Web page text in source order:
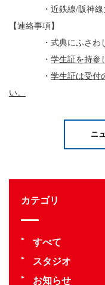
・近鉄線/阪神
【連絡事項】
・式典にふさわしい
・ 学生証を持参
・ 学生証は受付
い。
ニ
カテゴリ
すべて
スタジオ
お知らせ